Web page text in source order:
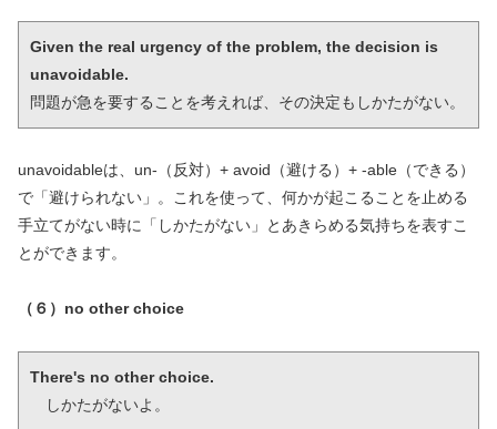
Given the real urgency of the problem, the decision is
unavoidable.
問題が急を要することを考えれば、その決定もしかたがない。
unavoidableは、un-（反対）+ avoid（避ける）+ -able（できる）
で「避けられない」。これを使って、何かが起こることを止める
手立てがない時に「しかたがない」とあきらめる気持ちを表すこ
とができます。
（６）no other choice
There's no other choice.
しかたがないよ。